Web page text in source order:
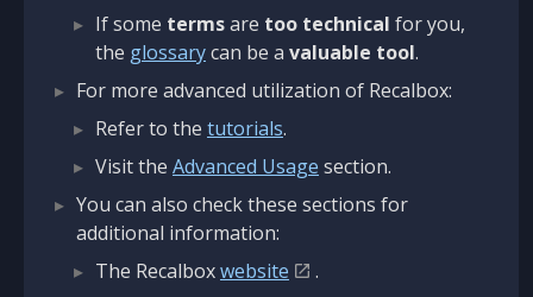
If some termsare too technical for you,
the glossarycan be a valuable tool.
For more advanced utilization of Recalbox:
Refer to the tutorials.
Visit the Advanced Usage section.
You can also check these sections for
additional information:
The Recalboxwebsite
.